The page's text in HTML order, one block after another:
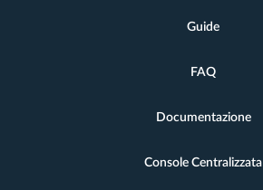
Guide
FAQ
Documentazione
Console Centralizzata